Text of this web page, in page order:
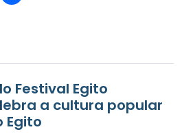
Festival Egito
a cultura popular
Egito